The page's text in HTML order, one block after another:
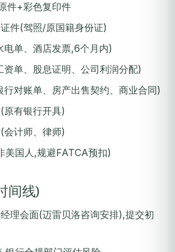
件+彩色复印件
件(驾照/原国籍身份证)
电单、酒店发票,6个月内)
资单、股息证明、公司利润分配)
行对账单、房产出售契约、商业合同)
原有银行开具)
会计师、律师)
美国人,规避FATCA预扣)
间线)
理会面(迈雷贝洛咨询安排),提交初